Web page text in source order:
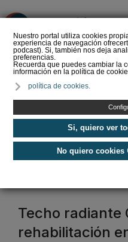
Nuestro portal utiliza cookies
experiencia de navegación
podcast). Si, también nos deja
preferencias.
Recuerda que puedes cambiar la
información en la política de
política de cookies.
Si, quiero ver
No quiero cookies
del
Etiquetas /
Techo radiante
rehabilitación